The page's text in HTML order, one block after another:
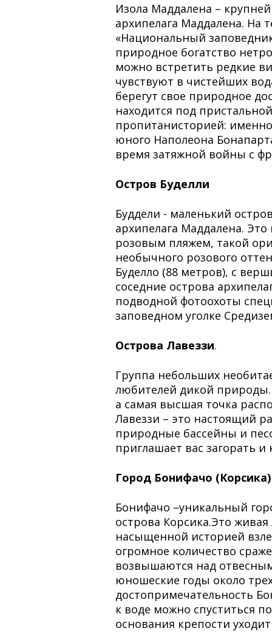
Изола Маддалена –
архипелага Маддалена. На
«Национальный
природное богатство
можно встретить редкие
чувствуют в чистейших
берегут свое природное
находится под
пропитанисторией:
юного Наполеона
время затяжной войны с
Остров Буделли
Буддели - маленький
архипелага Маддалена.
розовым пляжем, такой
необычного розового
Буделло (88 метров), с
соседние острова
подводной фотоохоты
заповедном уголке
Острова Лавеззи.
Группа небольших
любителей дикой природы.
а самая высшая точка
Лавеззи – это настоящий
природные бассейны и
приглашает вас загорать и
Город Бонифачо (Корсика)
Бонифачо –уникальный
острова Корсика.Это
насыщенной историей
огромное количество
возвышаются над
юношеские годы около
достопримечательность
к воде можно спуститься
основания крепости